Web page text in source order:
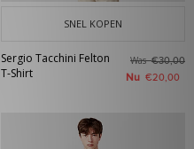
SNEL KOPEN
Sergio Tacchini Felton
T-Shirt
Was€30,00
Nu €20,00